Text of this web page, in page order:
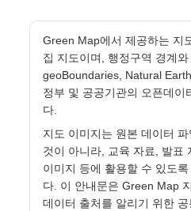
Green Map에서 제공하는 지
집 지도이며, 행정구역 경계
geoBoundaries, Natural
정부 및 공공기관의 오픈데이
다.
지도 이미지는 원본 데이터
것이 아니라, 교육 자료, 발표
이미지 등에 활용할 수 있도록
다. 이 안내문은 Green Map
데이터 출처를 알리기 위한